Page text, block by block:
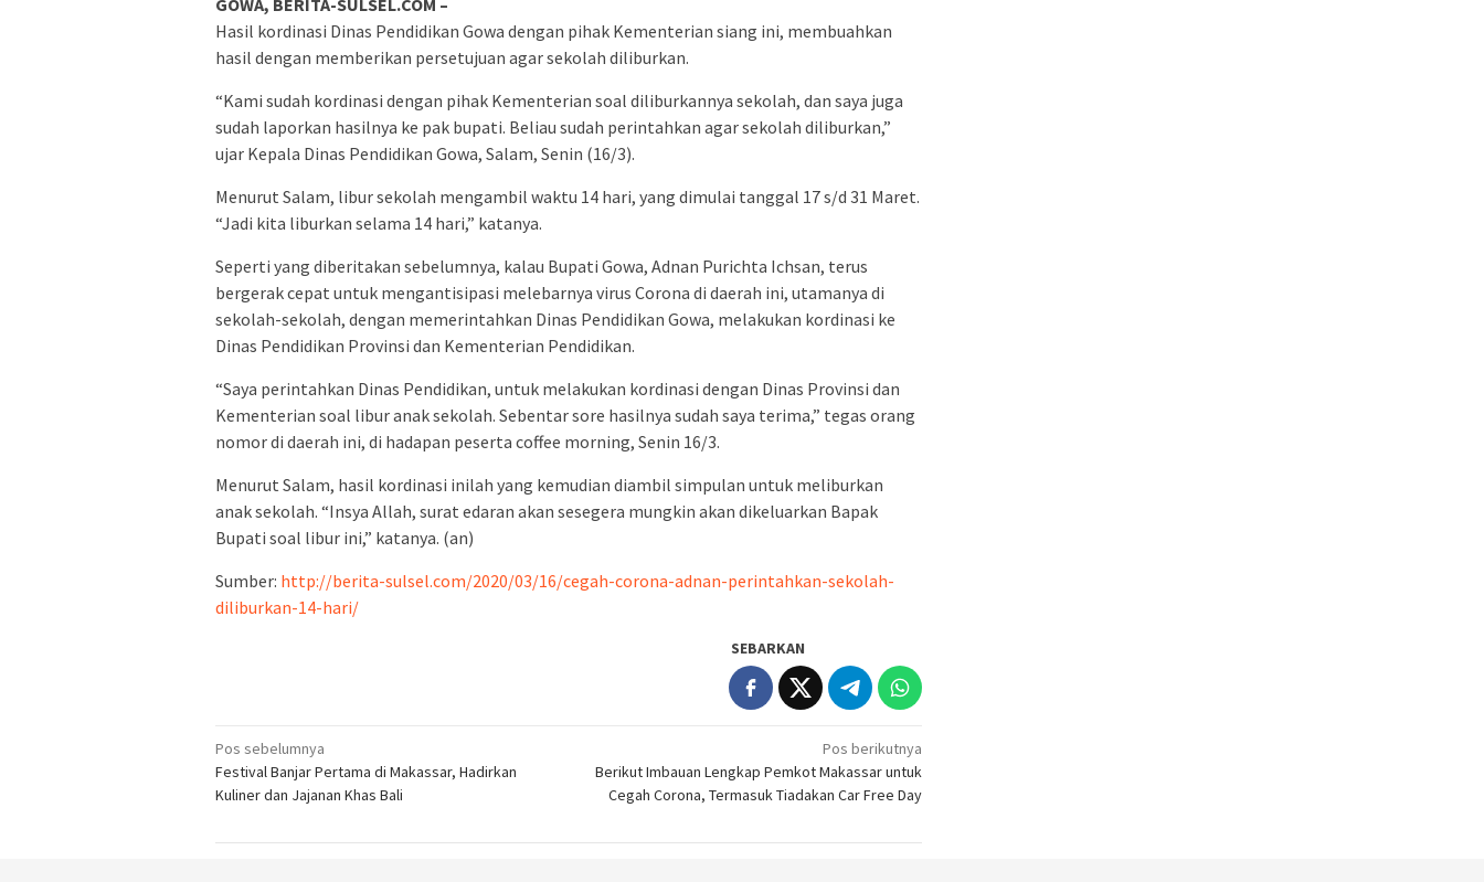
GOWA, BERITA-SULSEL.COM –
Hasil kordinasi Dinas Pendidikan Gowa dengan pihak Kementerian siang ini, membuahkan
hasil dengan memberikan persetujuan agar sekolah diliburkan.
“Kami sudah kordinasi dengan pihak Kementerian soal diliburkannya sekolah, dan saya juga
sudah laporkan hasilnya ke pak bupati. Beliau sudah perintahkan agar sekolah diliburkan,”
ujar Kepala Dinas Pendidikan Gowa, Salam, Senin (16/3).
Menurut Salam, libur sekolah mengambil waktu 14 hari, yang dimulai tanggal 17 s/d 31 Maret.
“Jadi kita liburkan selama 14 hari,” katanya.
Seperti yang diberitakan sebelumnya, kalau Bupati Gowa, Adnan Purichta Ichsan, terus
bergerak cepat untuk mengantisipasi melebarnya virus Corona di daerah ini, utamanya di
sekolah-sekolah, dengan memerintahkan Dinas Pendidikan Gowa, melakukan kordinasi ke
Dinas Pendidikan Provinsi dan Kementerian Pendidikan.
“Saya perintahkan Dinas Pendidikan, untuk melakukan kordinasi dengan Dinas Provinsi dan
Kementerian soal libur anak sekolah. Sebentar sore hasilnya sudah saya terima,” tegas orang
nomor di daerah ini, di hadapan peserta coffee morning, Senin 16/3.
Menurut Salam, hasil kordinasi inilah yang kemudian diambil simpulan untuk meliburkan
anak sekolah. “Insya Allah, surat edaran akan sesegera mungkin akan dikeluarkan Bapak
Bupati soal libur ini,” katanya. (an)
Sumber: http://berita-sulsel.com/2020/03/16/cegah-corona-adnan-perintahkan-sekolah-
diliburkan-14-hari/
SEBARKAN
Navigasi
pos
Pos sebelumnya
Festival Banjar Pertama di Makassar, Hadirkan
Kuliner dan Jajanan Khas Bali
Pos berikutnya
Berikut Imbauan Lengkap Pemkot Makassar untuk
Cegah Corona, Termasuk Tiadakan Car Free Day